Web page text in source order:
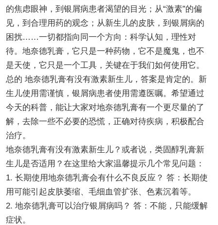
的焦虑眼神，到银屑病患者渴望的目光；从“激素”的偏
见，到合理用药的观念；从新生儿的皮肤，到银屑病的
困扰……一切都指向同一个方向：科学认知，理性对
待。地奈德乳膏，它只是一种药物，它不是魔鬼，也不
是天使，它只是一个工具，关键在于我们如何使用它。
总的 地奈德乳膏有没有激素新生儿，答案是肯定的。新
生儿使用需谨慎，银屑病患者使用需遵医嘱。希望通过
今天的科普，能让大家对地奈德乳膏有一个更尽量的了
解，去除一些不必要的恐慌，正确对待疾病，积极配合
治疗。
地奈德乳膏有没有激素新生儿？或者说，类固醇乳膏新
生儿是否适用？在这里给大家温馨提示几个常见问题：
1. 长期使用地奈德乳膏会有什么不良反应？ 答：长期使
用可能引起皮肤萎缩、毛细血管扩张、色素沉着等。
2. 地奈德乳膏可以治疗银屑病吗？ 答：不能，只能缓解
症状。